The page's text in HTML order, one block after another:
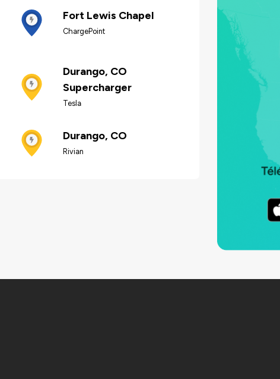
Fort Lewis Chapel
ChargePoint
Durango, CO
Supercharger
Tesla
Durango, CO
Rivian